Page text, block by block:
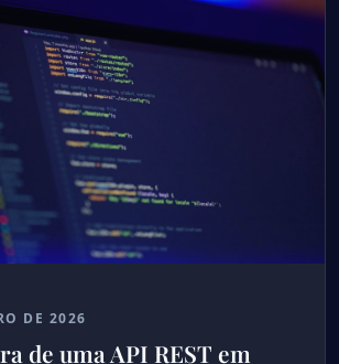
DE 2026
de uma API REST em